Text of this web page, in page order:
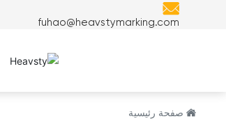
fuhao@heavstymarking.com
صفحة رئيسية